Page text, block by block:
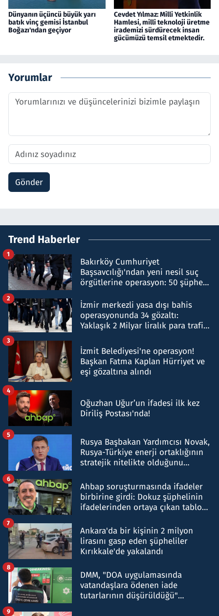
Dünyanın üçüncü büyük yarı
batık vinç gemisi İstanbul
Boğazı'ndan geçiyor
Cevdet Yılmaz: Milli Yetkinlik
Hamlesi, milli teknoloji üretme
irademizi sürdürecek insan
gücümüzü temsil etmektedir.
Yorumlar
Gönder
Trend Haberler
Bakırköy Cumhuriyet
Başsavcılığı'ndan yeni nesil suç
örgütlerine operasyon: 50 şüpheli
1
İzmir merkezli yasa dışı bahis
operasyonunda 34 gözaltı:
Yaklaşık 2 Milyar liralık para trafiği
2
İzmit Belediyesi'ne operasyon!
Başkan Fatma Kaplan Hürriyet ve
eşi gözaltına alındı
3
Oğuzhan Uğur’un ifadesi ilk kez
Diriliş Postası'nda!
4
Rusya Başbakan Yardımcısı Novak,
Rusya-Türkiye enerji ortaklığının
stratejik nitelikte olduğunu
5
Ahbap soruşturmasında ifadeler
birbirine girdi: Dokuz şüphelinin
ifadelerinden ortaya çıkan tablo
6
Ankara'da bir kişinin 2 milyon
lirasını gasp eden şüpheliler
Kırıkkale'de yakalandı
7
DMM, "DOA uygulamasında
vatandaşlara ödenen iade
tutarlarının düşürüldüğü"
8
9